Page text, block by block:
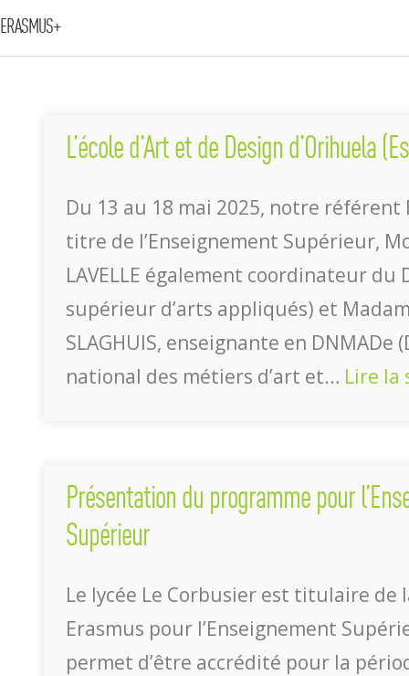
ERASMUS+
L’école d’Art et de Design d’Orihuela
Du 13 au 18 mai 2025, notre référent
titre de l’Enseignement Supérieur,
LAVELLE également coordinateur du
supérieur d’arts appliqués) et
SLAGHUIS, enseignante en DNMADe
national des métiers d’art et… Lire
Présentation du programme pour
Supérieur
Le lycée Le Corbusier est titulaire de
Erasmus pour l’Enseignement
permet d’être accrédité pour la